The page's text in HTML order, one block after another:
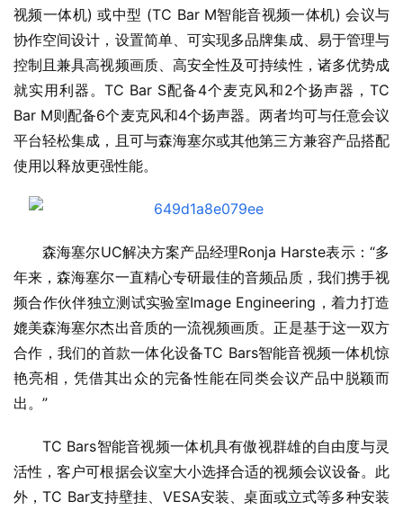
视频一体机) 或中型 (TC Bar M智能音视频一体机) 会议与
协作空间设计，设置简单、可实现多品牌集成、易于管理与
控制且兼具高视频画质、高安全性及可持续性，诸多优势成
就实用利器。TC Bar S配备4个麦克风和2个扬声器，TC
Bar M则配备6个麦克风和4个扬声器。两者均可与任意会议
平台轻松集成，且可与森海塞尔或其他第三方兼容产品搭配
使用以释放更强性能。
森海塞尔UC解决方案产品经理Ronja Harste表示：“多
年来，森海塞尔一直精心专研最佳的音频品质，我们携手视
频合作伙伴独立测试实验室Image Engineering，着力打造
媲美森海塞尔杰出音质的一流视频画质。正是基于这一双方
合作，我们的首款一体化设备TC Bars智能音视频一体机惊
艳亮相，凭借其出众的完备性能在同类会议产品中脱颖而
出。”
TC Bars智能音视频一体机具有傲视群雄的自由度与灵
活性，客户可根据会议室大小选择合适的视频会议设备。此
外，TC Bar支持壁挂、VESA安装、桌面或立式等多种安装